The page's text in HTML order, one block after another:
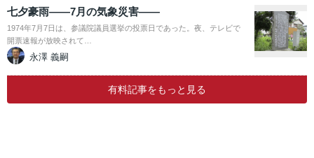
七夕豪雨――7月の気象災害――
1974年7月7日は、参議院議員選挙の投票日であった。夜、テレビで
開票速報が放映されて…
永澤 義嗣
有料記事をもっと見る